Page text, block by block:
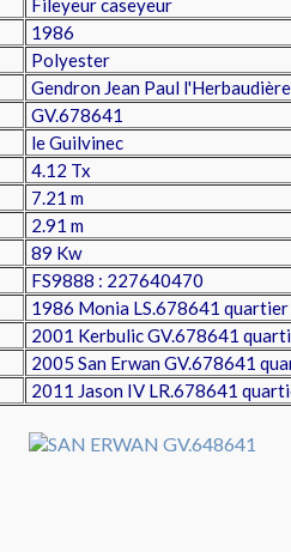
Fileyeur caseyeur
1986
Polyester
Gendron Jean Paul
GV.678641
le Guilvinec
4.12 Tx
7.21 m
2.91 m
89 Kw
FS9888 : 227640470
1986 Monia LS.678641
2001 Kerbulic GV.678641
2005 San Erwan GV.678641
2011 Jason IV LR.678641